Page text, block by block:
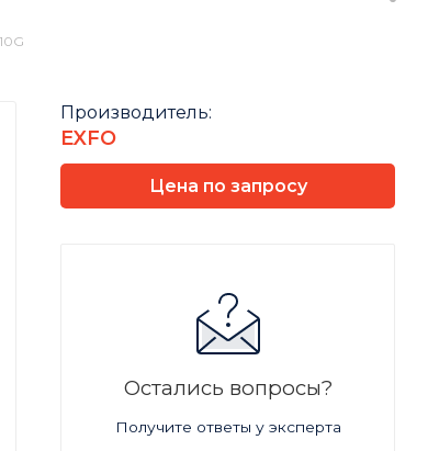
Производитель:
EXFO
Цена по запросу
Остались вопросы?
Получите ответы у эксперта